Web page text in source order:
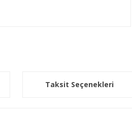
Taksit Seçenekleri